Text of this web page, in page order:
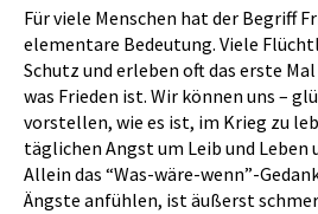
Für viele Menschen hat der Begriff
elementare Bedeutung. Viele
Schutz und erleben oft das erste
was Frieden ist. Wir können uns –
vorstellen, wie es ist, im Krieg zu
täglichen Angst um Leib und Leben
Allein das “Was-wäre-wenn”-
Ängste anfühlen, ist äußerst